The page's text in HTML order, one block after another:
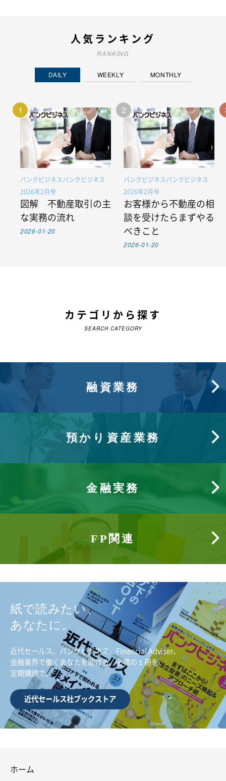
人気ランキング
RANKING
DAILY WEEKLY MONTHLY
1
バンクビジネスバンクビジネス
2026年2月号
図解 不動産取引の主
な実務の流れ
2026-01-20
2
バンクビジネスバンクビジネス
2026年2月号
お客様から不動産の相
談を受けたらまずやる
べきこと
2026-01-20
カテゴリから探す
SEARCH CATEGORY
融資業務
預かり資産業務
金融実務
FP関連
紙で読みたい、
あなたに。
近代セールス、バンクビジネス、Financial Adviser、
金融業界で働くあなたを助ける、必携の１冊を、
定期購読で。
近代セールス社ブックストア
ホーム